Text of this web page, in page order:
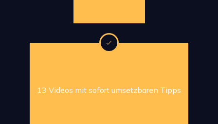
13 Videos mit sofort umsetzbaren Tipps